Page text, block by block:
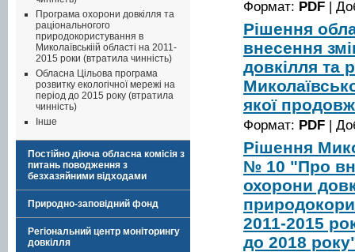
Програма охорони довкілля та
раціональногого
природокористування в
Миколаївськіій області на 2011-
2015 роки (втратила чинність)
Обласна Цільова програма
розвитку екологічної мережі на
період до 2015 року (втратила
чинність)
Інше
Постійно діюча обласна комісія з
питань поводження з
безхазяйними відходами
Природно-заповідний фонд
Регіональний центр моніторингу
довкілля
Формат: PDF |
Рішення
внесення
довкілля та
якої
Формат: PDF |
Рішення
№ 10 "Про
охорони
2011-2015
до 2018